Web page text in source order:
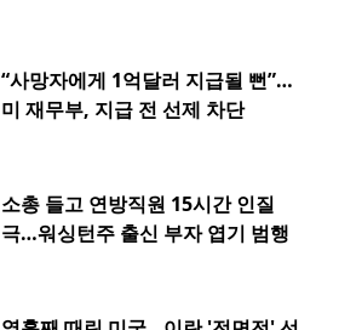
“사망자에게 1억달러 지급될 뻔”…
미 재무부, 지급 전 선제 차단
소총 들고 연방직원 15시간 인질
극…워싱턴주 출신 부자 엽기 범행